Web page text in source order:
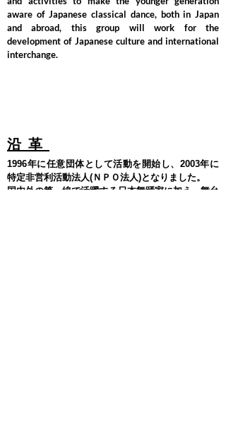
aware of Japanese classical dance, both in Japan
and abroad, this group will work for the
development of Japanese culture and international
interchange.
​沿革
1996年に任意団体として活動を開始し、2003年に
特定非営利活動法人(ＮＰＯ法人)となりました。
国内外の第一線で活躍する日本舞踊家に加え、舞台